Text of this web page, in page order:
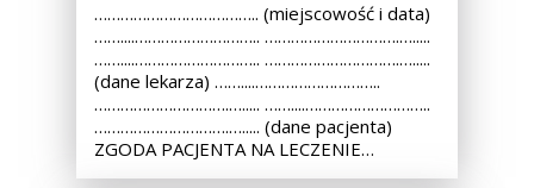
……………………………….. (miejscowość i data)
……....……………………….. ………………………….….....
……....……………………….. ………………………….….....
(dane lekarza) ……....………………………..
………………………….…..... ……....………………………..
………………………….…..... (dane pacjenta)
ZGODA PACJENTA NA LECZENIE…